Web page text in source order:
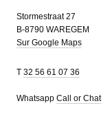
Stormestraat 27
B-8790 WAREGEM
Sur Google Maps
T 32 56 61 07 36
Whatsapp Call or Chat